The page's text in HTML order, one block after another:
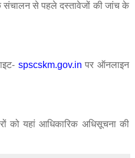
संचालन से पहले दस्तावेजों की जांच के
spscskm.gov.in पर ऑनलाइन
को यहां आधिकारिक अधिसूचना की